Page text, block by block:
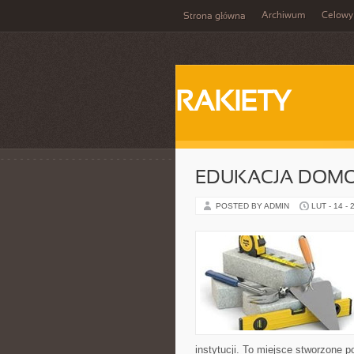
Strona główna Archiwum
RAKIETY
EDUKACJA
POSTED BY ADMIN LUT - 14 -
instytucji. To miejsce stworzone